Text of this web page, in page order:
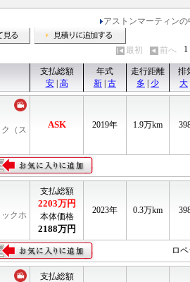
アストンマーティン
比較して見る
最初 前へ 1
支払総額
安| 高
年式
新 古
走行距離
多
少
排
大
（ス
ASK 2019年 1.9万km
クホ
支払総額
2203万円
本体価格
2188万円
2023年 0.3万km
ロ
支払総額